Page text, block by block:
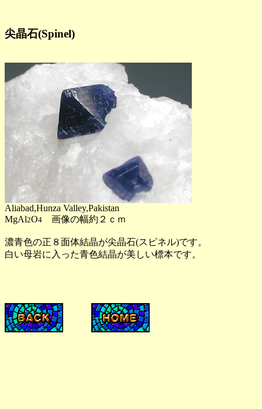
尖晶石(Spinel)
Aliabad,Hunza Valley,Pakistan
MgAl2O4 画像の幅約２ｃｍ
濃青色の正８面体結晶が尖晶石(スピネル)です。
白い母岩に入った青色結晶が美しい標本です。